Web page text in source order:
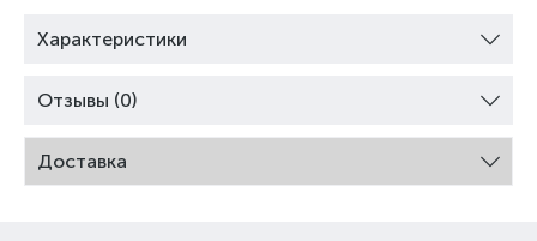
Характеристики
Отзывы (0)
Доставка